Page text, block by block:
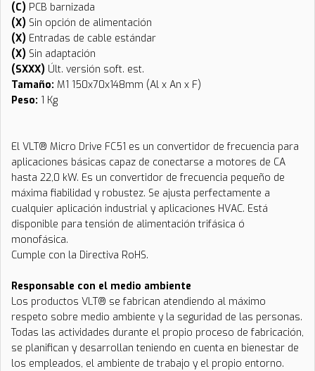
(C) PCB barnizada
(X) Sin opción de alimentación
(X) Entradas de cable estándar
(X) Sin adaptación
(SXXX) Últ. versión soft. est.
Tamaño: M1 150x70x148mm (Al x An x F)
Peso: 1 Kg
El VLT® Micro Drive FC51 es un convertidor de frecuencia para
aplicaciones básicas capaz de conectarse a motores de CA
hasta 22,0 kW. Es un convertidor de frecuencia pequeño de
máxima fiabilidad y robustez. Se ajusta perfectamente a
cualquier aplicación industrial y aplicaciones HVAC. Está
disponible para tensión de alimentación trifásica ó
monofásica.
Cumple con la Directiva RoHS.
Responsable con el medio ambiente
Los productos VLT® se fabrican atendiendo al máximo
respeto sobre medio ambiente y la seguridad de las personas.
Todas las actividades durante el propio proceso de fabricación,
se planifican y desarrollan teniendo en cuenta en bienestar de
los empleados, el ambiente de trabajo y el propio entorno.